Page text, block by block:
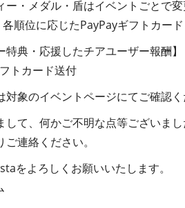
・メダル・盾はイベントごとで変
順位に応じたPayPayギフトカード
典・応援したチアユーザー報酬】
トカード送付
対象のイベントページにてご確認く
して、何かご不明な点等ござい
連絡ください。
をよろしくお願いいたします。